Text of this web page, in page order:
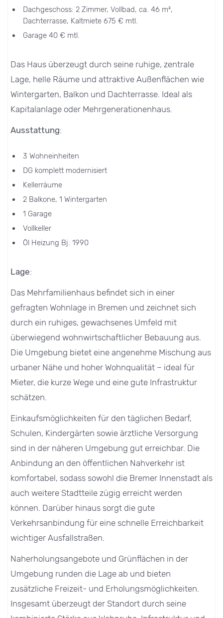
Dachgeschoss: 2 Zimmer, Vollbad, ca. 46 m²,
Dachterrasse, Kaltmiete 675 € mtl.
Garage 40 € mtl.
Das Haus überzeugt durch seine ruhige, zentrale
Lage, helle Räume und attraktive Außenflächen wie
Wintergarten, Balkon und Dachterrasse. Ideal als
Kapitalanlage oder Mehrgenerationenhaus.
Ausstattung:
3 Wohneinheiten
DG komplett modernisiert
Kellerräume
2 Balkone, 1 Wintergarten
1 Garage
Vollkeller
Öl Heizung Bj. 1990
Lage:
Das Mehrfamilienhaus befindet sich in einer
gefragten Wohnlage in Bremen und zeichnet sich
durch ein ruhiges, gewachsenes Umfeld mit
überwiegend wohnwirtschaftlicher Bebauung aus.
Die Umgebung bietet eine angenehme Mischung aus
urbaner Nähe und hoher Wohnqualität – ideal für
Mieter, die kurze Wege und eine gute Infrastruktur
schätzen.
Einkaufsmöglichkeiten für den täglichen Bedarf,
Schulen, Kindergärten sowie ärztliche Versorgung
sind in der näheren Umgebung gut erreichbar. Die
Anbindung an den öffentlichen Nahverkehr ist
komfortabel, sodass sowohl die Bremer Innenstadt als
auch weitere Stadtteile zügig erreicht werden
können. Darüber hinaus sorgt die gute
Verkehrsanbindung für eine schnelle Erreichbarkeit
wichtiger Ausfallstraßen.
Naherholungsangebote und Grünflächen in der
Umgebung runden die Lage ab und bieten
zusätzliche Freizeit- und Erholungsmöglichkeiten.
Insgesamt überzeugt der Standort durch seine